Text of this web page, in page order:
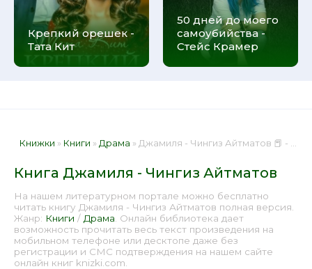
Крепкий орешек -
Тата Кит
50 дней до моего
самоубийства -
Стейс Крамер
Книжки » Книги » Драма » Джамиля - Чингиз Айтматов 📕 - Книга онлайн бесплатно
Книга Джамиля - Чингиз Айтматов
На нашем литературном портале можно бесплатно
читать книгу Джамиля - Чингиз Айтматов полная версия.
Жанр: Книги / Драма . Онлайн библиотека дает
возможность прочитать весь текст произведения на
мобильном телефоне или десктопе даже без
регистрации и СМС подтверждения на нашем сайте
онлайн книг knizki.com.